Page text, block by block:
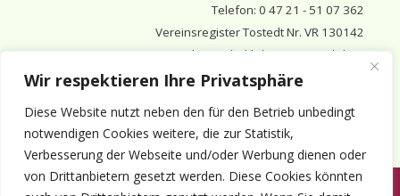
Wir respektieren Ihre Privatsphäre
Diese Website nutzt neben den für den Betrieb unbedingt
notwendigen Cookies weitere, die zur Statistik,
Verbesserung der Webseite und/oder Werbung dienen oder
von Drittanbietern gesetzt werden. Diese Cookies könnten
Telefon: 0 47 21 - 51 07 362
Vereinsregister Tostedt Nr. VR 130142
Vorsitzender & inhaltlich Verantwortlicher:
Horst Huthsfeldt
Stellv. Vorsitzender: Eberhard Hewicker